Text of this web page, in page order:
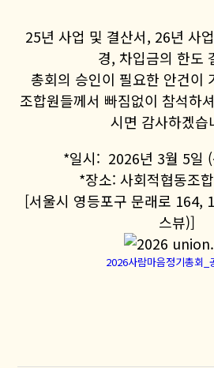
25년 사업 및 결산서, 26년 사
경, 차입금의 한도
총회의 승인이 필요한 안건이
조합원들께서 빠짐없이 참석하
시면 감사하겠습
*일시: 2026년 3월 5일
*장소: 사회적협동조
[서울시 영등포구 문래로 164,
스뷰)]
2026사람마음정기총회